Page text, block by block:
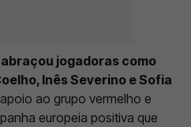
jogadoras como
Inês Severino e Sofia
ao grupo vermelho e
europeia positiva que